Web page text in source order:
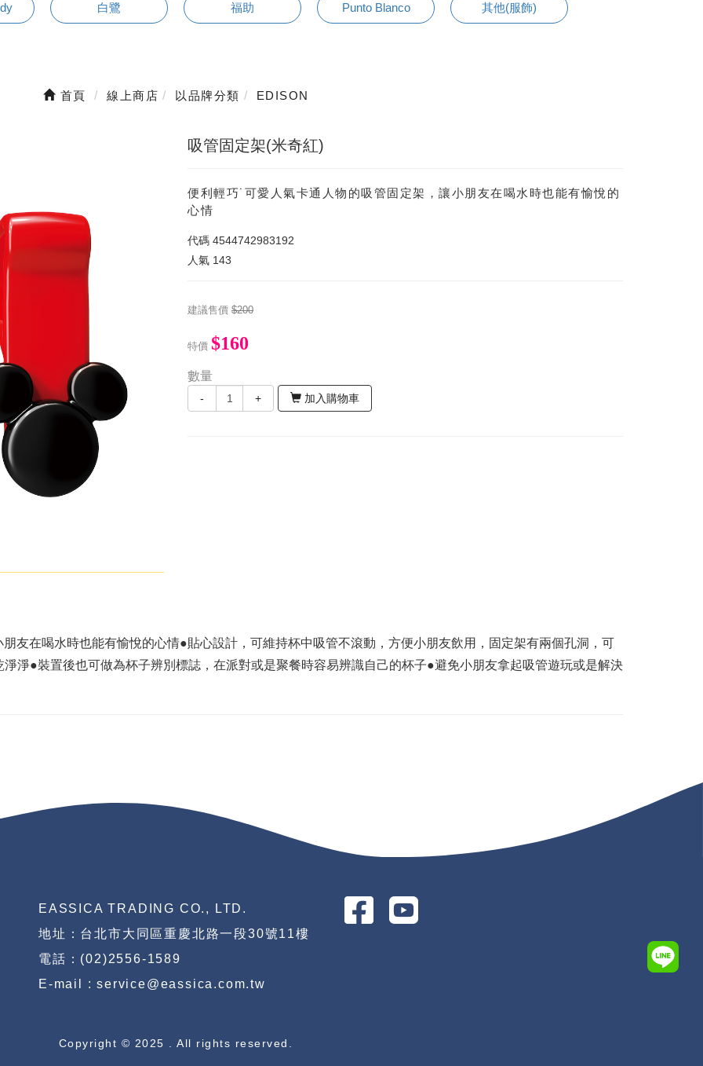
白鷺 福助 Punto Blanco 其他(服飾)
首頁 線上商店 以品牌分類 EDISON
吸管固定架(米奇紅)
便利輕巧˙可愛人氣卡通人物的吸管固定架，讓小朋友在喝水時也能有愉悅的
心情
代碼 4544742983192
人氣 143
建議售價 $200
特價 $160
數量
- + 加入購物車
友在喝水時也能有愉悅的心情●貼心設計，可維持杯中吸管不滾動，方便小朋友飲用，固定架有兩個孔洞，可
淨●裝置後也可做為杯子辨別標誌，在派對或是聚餐時容易辨識自己的杯子●避免小朋友拿起吸管遊玩或是解決
EASSICA TRADING CO., LTD.
地址：台北市大同區重慶北路一段30號11樓
電話：(02)2556-1589
E-mail : service@eassica.com.tw
Copyright © 2025 . All rights reserved.